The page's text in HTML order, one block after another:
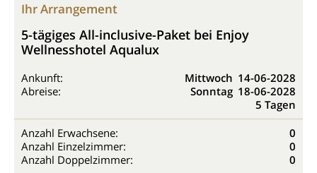
Ihr Arrangement
5-tägiges All-inclusive-Paket bei Enjoy
Wellnesshotel Aqualux
Ankunft: Mittwoch 14-06-2028
Abreise:
Sonntag 18-06-2028
5 Tagen
Anzahl Erwachsene:
0
Anzahl Einzelzimmer:
0
Anzahl Doppelzimmer:
0